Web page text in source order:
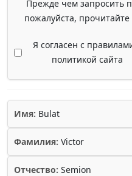
Прежде чем запросить
пожалуйста, прочитайте
Я согласен с
политикой сайта
Имя: Bulat
Фамилия: Victor
Отчество: Semion